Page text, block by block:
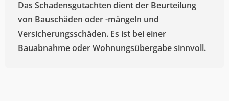
Das Schadensgutachten dient der Beurteilung
von Bauschäden oder -mängeln und
Versicherungsschäden. Es ist bei einer
Bauabnahme oder Wohnungsübergabe sinnvoll.